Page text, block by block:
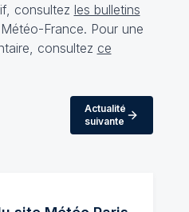
consultez les bulletins
France. Pour une
consultez ce
Actualité
suivante